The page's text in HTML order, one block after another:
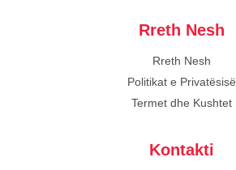
Rreth Nesh
Rreth Nesh
Politikat e Privatësisë
Termet dhe Kushtet
Kontakti